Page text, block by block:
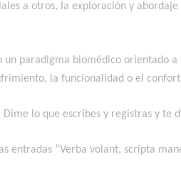
a otros, la exploración y
paradigma biomédico orientado
la funcionalidad o el
lo que escribes y registras y
entradas “Verba volant, scripta